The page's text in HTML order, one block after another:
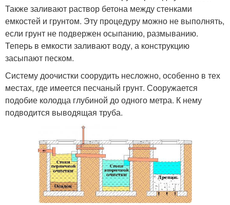
Также заливают раствор бетона между стенками
емкостей и грунтом. Эту процедуру можно не выполнять,
если грунт не подвержен осыпанию, размыванию.
Теперь в емкости заливают воду, а конструкцию
засыпают песком.
Систему доочистки соорудить несложно, особенно в тех
местах, где имеется песчаный грунт. Сооружается
подобие колодца глубиной до одного метра. К нему
подводится выводящая труба.